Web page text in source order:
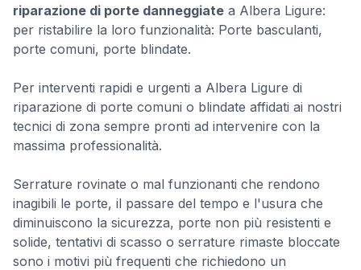
riparazione di porte danneggiate a Albera Ligure:
per ristabilire la loro funzionalità: Porte basculanti,
porte comuni, porte blindate.
Per interventi rapidi e urgenti a Albera Ligure di
riparazione di porte comuni o blindate affidati ai nostri
tecnici di zona sempre pronti ad intervenire con la
massima professionalità.
Serrature rovinate o mal funzionanti che rendono
inagibili le porte, il passare del tempo e l'usura che
diminuiscono la sicurezza, porte non più resistenti e
solide, tentativi di scasso o serrature rimaste bloccate
sono i motivi più frequenti che richiedono un